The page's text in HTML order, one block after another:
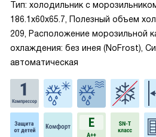
Тип: холодильник с
186.1x60x65.7, Полезный объем
209, Расположение морозильной
охлаждения: без инея (NoFrost),
автоматическая